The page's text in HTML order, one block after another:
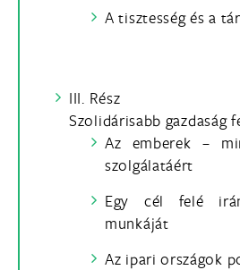
A tisztesség és a
III. Rész
Szolidárisabb gazdaság
Az emberek –
szolgálatáért
Egy cél felé
munkáját
Az ipari országok